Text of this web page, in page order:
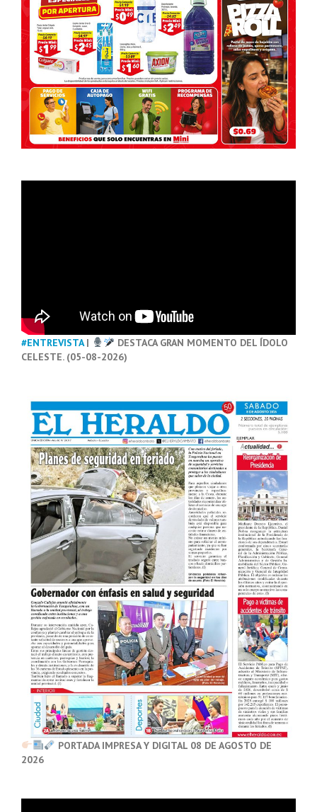
#ENTREVISTA|
DESTACA GRAN MOMENTO DEL ÍDOLO
CELESTE. (05-08-2026)
PORTADA IMPRESA Y DIGITAL 08 DE AGOSTO DE
2026